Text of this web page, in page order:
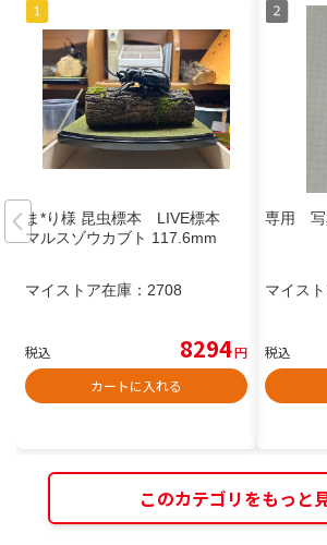
ま*り様 昆虫標本 LIVE標本
マルスゾウカブト 117.6mm
マイストア在庫： 2708
税込 8294円
カートに入れる
専用 写
マイス
税込
このカテゴリをもっと